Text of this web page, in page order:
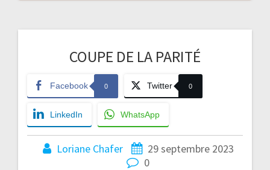
COUPE DE LA PARITÉ
Facebook 0 Twitter 0
LinkedIn WhatsApp
Loriane Chafer
29 septembre 2023
0